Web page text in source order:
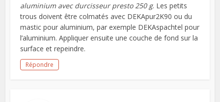
aluminium avec durcisseur presto 250 g. Les petits
trous doivent être colmatés avec DEKApur2K90 ou du
mastic pour aluminium, par exemple DEKAspachtel pour
l’aluminium. Appliquer ensuite une couche de fond sur la
surface et repeindre.
Répondre